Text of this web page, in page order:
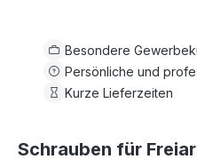
Besondere
Persönliche und
Kurze Lieferzeiten
Schrauben für